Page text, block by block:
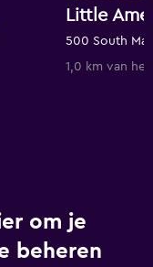
Little
1,0 km van
om je
beheren